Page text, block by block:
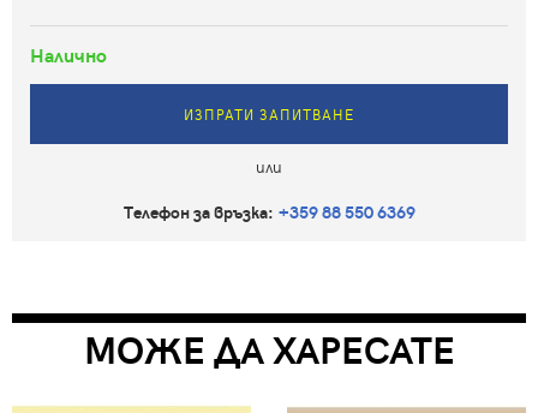
Налично
ИЗПРАТИ ЗАПИТВАНЕ
или
Телефон за връзка: +359 88 550 6369
МОЖЕ ДА ХАРЕСАТЕ